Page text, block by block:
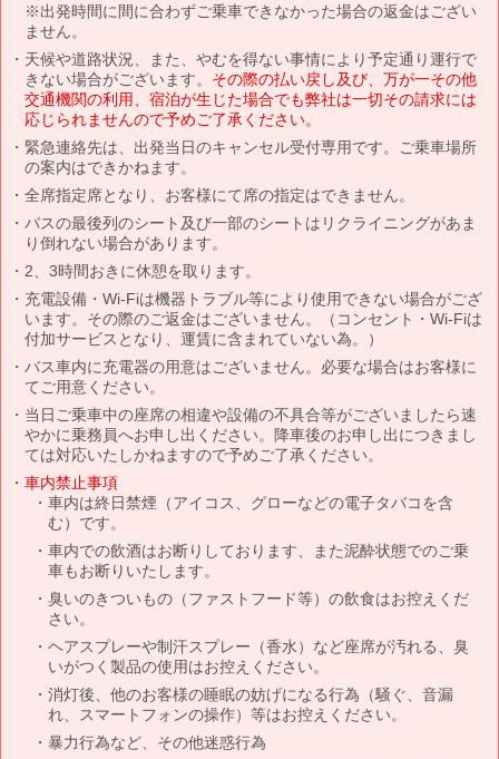
※出発時間に間に合わずご乗車できなかった場合の返金はござい
ません。
天候や道路状況、また、やむを得ない事情により予定通り運行で
きない場合がございます。 その際の払い戻し及び、万が一その他
交通機関の利用、宿泊が生じた場合でも弊社は一切その請求には
応じられませんので予めご了承ください。
緊急連絡先は、出発当日のキャンセル受付専用です。ご乗車場所
の案内はできかねます。
全席指定席となり、お客様にて席の指定はできません。
バスの最後列のシート及び一部のシートはリクライニングがあま
り倒れない場合があります。
2、3時間おきに休憩を取ります。
充電設備・Wi-Fiは機器トラブル等により使用できない場合がござ
います。その際のご返金はございません。（コンセント・Wi-Fiは
付加サービスとなり、運賃に含まれていない為。）
バス車内に充電器の用意はございません。必要な場合はお客様に
てご用意ください。
当日ご乗車中の座席の相違や設備の不具合等がございましたら速
やかに乗務員へお申し出ください。降車後のお申し出につきまし
ては対応いたしかねますので予めご了承ください。
車内禁止事項
車内は終日禁煙（アイコス、グローなどの電子タバコを含
む）です。
車内での飲酒はお断りしております、また泥酔状態でのご乗
車もお断りいたします。
臭いのきついもの（ファストフード等）の飲食はお控えくだ
さい。
ヘアスプレーや制汗スプレー（香水）など座席が汚れる、臭
いがつく製品の使用はお控えください。
消灯後、他のお客様の睡眠の妨げになる行為（騒ぐ、音漏
れ、スマートフォンの操作）等はお控えください。
暴力行為など、その他迷惑行為